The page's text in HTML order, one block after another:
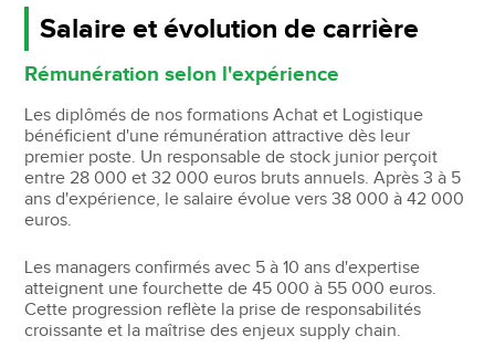
Salaire et évolution de carrière
Rémunération selon l'expérience
Les diplômés de nos formations Achat et Logistique
bénéficient d'une rémunération attractive dès leur
premier poste. Un responsable de stock junior perçoit
entre 28 000 et 32 000 euros bruts annuels. Après 3 à 5
ans d'expérience, le salaire évolue vers 38 000 à 42 000
euros.
Les managers confirmés avec 5 à 10 ans d'expertise
atteignent une fourchette de 45 000 à 55 000 euros.
Cette progression reflète la prise de responsabilités
croissante et la maîtrise des enjeux supply chain.